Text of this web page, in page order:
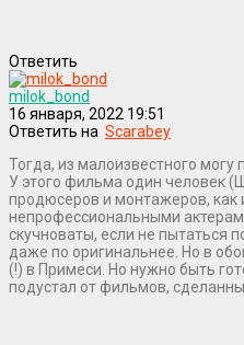
Ответить
milok_bond
16 января, 2022 19:51
Ответить на Scarabey
Тогда, из малоизвестного
У этого фильма один человек
продюсеров и монтажеров,
непрофессиональными
скучноваты, если не пытаться
даже по оригинальнее. Но в
(!) в Примеси. Но нужно быть
подустал от фильмов,